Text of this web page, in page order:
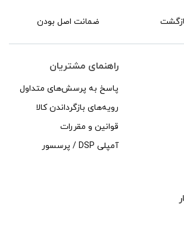
ضمانت اصل بودن
راهنمای مشتریان
پاسخ به پرسش‌های متداول
رویه‌های بازگرداندن کالا
قوانین و مقررات
آمپلی DSP / پرسسور